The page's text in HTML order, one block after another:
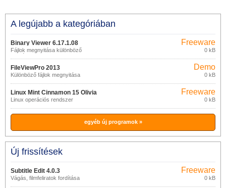
A legújabb a kategóriában
Binary Viewer 6.17.1.08
Fájlok megnyitása különböző
formátumokban
Freeware
0 kB
FileViewPro 2013
Különböző fájlok megnyitása
Demo
0 kB
Linux Mint Cinnamon 15 Olivia
Linux operációs rendszer
Freeware
0 kB
egyéb új programok »
Új frissítések
Subtitle Edit 4.0.3
Vágás, filmfeliratok fordítása
Freeware
0 kB